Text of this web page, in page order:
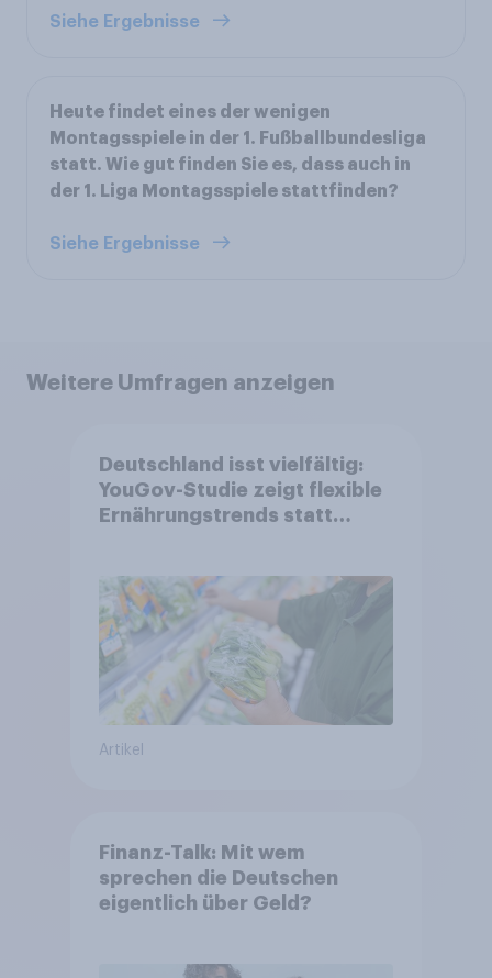
Siehe Ergebnisse
Heute findet eines der wenigen
Montagsspiele in der 1. Fußballbundesliga
statt. Wie gut finden Sie es, dass auch in
der 1. Liga Montagsspiele stattfinden?
Siehe Ergebnisse
Weitere Umfragen anzeigen
Deutschland isst vielfältig:
YouGov-Studie zeigt flexible
Ernährungstrends statt
Artikel
Finanz-Talk: Mit wem
sprechen die Deutschen
eigentlich über Geld?